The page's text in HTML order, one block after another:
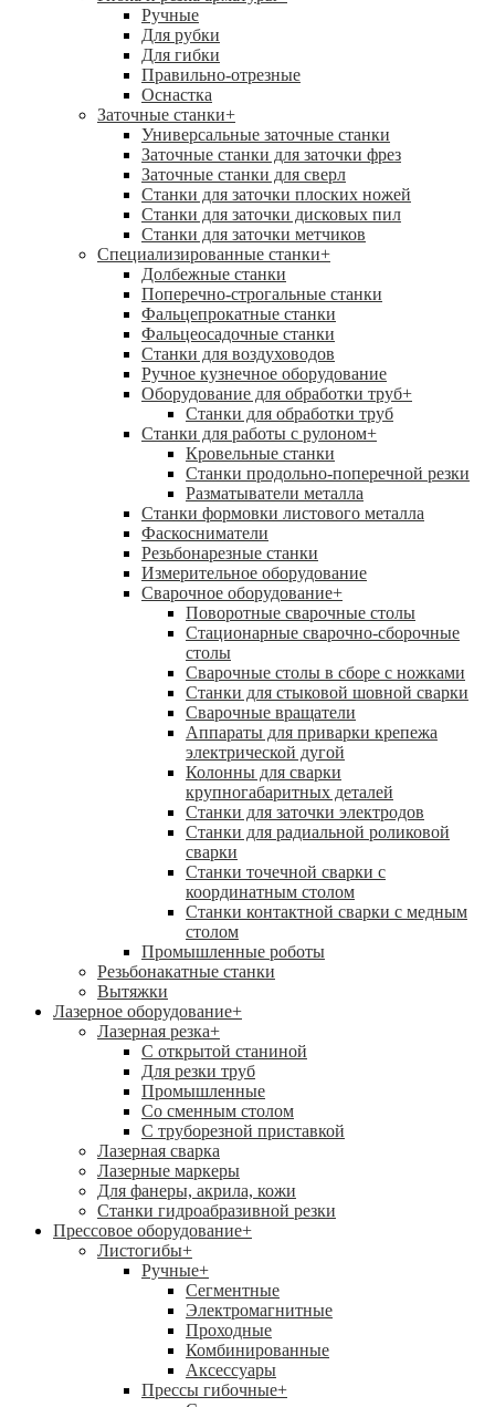
Ручные
Для рубки
Для гибки
Правильно-отрезные
Оснастка
Заточные станки+
Универсальные заточные станки
Заточные станки для заточки фрез
Заточные станки для сверл
Станки для заточки плоских ножей
Станки для заточки дисковых пил
Станки для заточки метчиков
Специализированные станки+
Долбежные станки
Поперечно-строгальные станки
Фальцепрокатные станки
Фальцеосадочные станки
Станки для воздуховодов
Ручное кузнечное оборудование
Оборудование для обработки труб+
Станки для обработки труб
Станки для работы с рулоном+
Кровельные станки
Станки продольно-поперечной резки
Разматыватели металла
Станки формовки листового металла
Фаскосниматели
Резьбонарезные станки
Измерительное оборудование
Сварочное оборудование+
Поворотные сварочные столы
Стационарные сварочно-сборочные
столы
Сварочные столы в сборе с ножками
Станки для стыковой шовной сварки
Сварочные вращатели
Аппараты для приварки крепежа
электрической дугой
Колонны для сварки
крупногабаритных деталей
Станки для заточки электродов
Станки для радиальной роликовой
сварки
Станки точечной сварки с
координатным столом
Станки контактной сварки с медным
столом
Промышленные роботы
Резьбонакатные станки
Вытяжки
Лазерное оборудование+
Лазерная резка+
С открытой станиной
Для резки труб
Промышленные
Со сменным столом
С труборезной приставкой
Лазерная сварка
Лазерные маркеры
Для фанеры, акрила, кожи
Станки гидроабразивной резки
Прессовое оборудование+
Листогибы+
Ручные+
Сегментные
Электромагнитные
Проходные
Комбинированные
Аксессуары
Прессы гибочные+